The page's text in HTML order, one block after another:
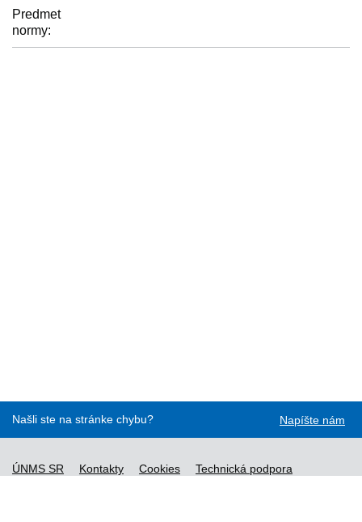
Predmet
normy:
Našli ste na stránke chybu? Napíšte nám
ÚNMS SR Kontakty Cookies
Technická podpora